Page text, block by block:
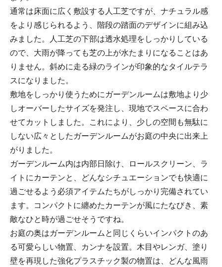
通常は床面に広く敷設する人工芝ですが、ナチュラル感
をより感じられるよう、階段の踏面のデザインに組み込
みました。人工芝の下部は透水処理をしっかりしている
ので、大雨が降っても芝の上が水たまりになることはあ
りません。斜めに走る緑のラインが印象的なタイルテラ
スになりました。
敷地をしっかり使うためにガーデンルームは敷地より少
しオーバーしたサイズを発注し、現地でスペースに合わ
せてカットしました。これにより、少しの空間も無駄に
しない広々としたガーデンルームがお庭の中央に出来上
がりました。
ガーデンルーム内は内部日除け、ロールスクリーン、ラ
イトにカーテンと、どんなシチュエーションでも快適に
過ごせるよう必須アイテムたちがしっかり完備されてい
ます。コンパクトに纏めたカーテンが風にたなびき、素
敵なひと時が過ごせそうですね。
お庭の奥はガーデンルームと同じくらいインパクトのあ
る可愛らしい物置、カンナを設置。木目やレンガ、塗り
壁を再現した強化プラスチック製の物置は、どんな風雨